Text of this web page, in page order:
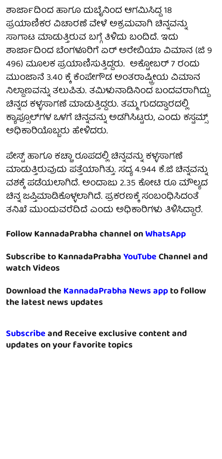
ಶಾರ್ಜಾದಿಂದ ಹಾಗೂ ದುಬೈನಿಂದ ಆಗಮಿಸಿದ್ದ 18
ಪ್ರಯಾಣಿಕರ ವಿಚಾರಣೆ ವೇಳೆ ಅಕ್ರಮವಾಗಿ ಚಿನ್ನವನ್ನು
ಸಾಗಾಟ ಮಾಡುತ್ತಿರುವ ಬಗ್ಗೆ ತಿಳಿದು ಬಂದಿದೆ. ಇದು
ಶಾರ್ಜಾದಿಂದ ಬೆಂಗಳೂರಿಗೆ ಏರ್ ಅರೇಬಿಯಾ ವಿಮಾನ (ಜಿ 9
496) ಮೂಲಕ ಪ್ರಯಾಣಿಸುತ್ತಿದ್ದರು. ಅಕ್ಟೋಬರ್ 7 ರಂದು
ಮುಂಜಾನೆ 3.40 ಕ್ಕೆ ಕೆಂಪೇಗೌಡ ಅಂತರಾಷ್ಟ್ರೀಯ ವಿಮಾನ
ನಿಲ್ದಾಣವನ್ನು ತಲುಪಿತು. ತಮಿಳುನಾಡಿನಿಂದ ಬಂದವರಾಗಿದ್ದು
ಚಿನ್ನದ ಕಳ್ಳಸಾಗಣೆ ಮಾಡುತ್ತಿದ್ದರು. ತಮ್ಮ ಗುದದ್ವಾರದಲ್ಲಿ
ಕ್ಯಾಪ್ಸೂಲ್‌ಗಳ ಒಳಗೆ ಚಿನ್ನವನ್ನು ಅಡಗಿಸಿಟ್ಟರು, ಎಂದು ಕಸ್ಟಮ್ಸ್
ಅಧಿಕಾರಿಯೊಬ್ಬರು ಹೇಳಿದರು.
ಪೇಸ್ಟ್ ಹಾಗೂ ಕಚ್ಚಾ ರೂಪದಲ್ಲಿ ಚಿನ್ನವನ್ನು ಕಳ್ಳಸಾಗಣೆ
ಮಾಡುತ್ತಿರುವುದು ಪತ್ತೆಯಾಗಿತ್ತು. ಸದ್ಯ 4.944 ಕೆ.ಜಿ ಚಿನ್ನವನ್ನು
ವಶಕ್ಕೆ ಪಡೆಯಲಾಗಿದೆ. ಅಂದಾಜು 2.35 ಕೋಟಿ ರೂ ಮೌಲ್ಯದ
ಚಿನ್ನ ಜಪ್ತಿಮಾಡಿಕೊಳ್ಳಲಾಗಿದೆ. ಪ್ರಕರಣಕ್ಕೆ ಸಂಬಂಧಿಸಿದಂತೆ
ತನಿಖೆ ಮುಂದುವರೆದಿದೆ ಎಂದು ಅಧಿಕಾರಿಗಳು ತಿಳಿಸಿದ್ದಾರೆ.
Follow KannadaPrabha channel onWhatsApp
Subscribe to KannadaPrabhaYouTubeChannel and
watch Videos
Download theKannadaPrabha News appto follow
the latest news updates
Subscribeand Receive exclusive content and
updates on your favorite topics